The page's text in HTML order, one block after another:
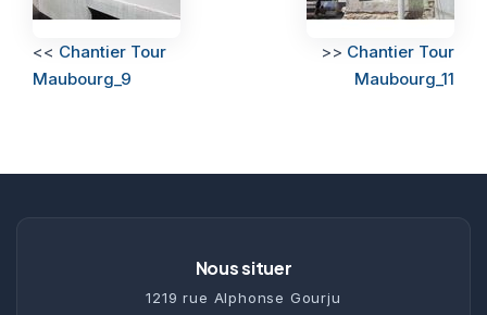
<< Chantier Tour
Maubourg_9
>> Chantier Tour
Maubourg_11
Nous situer
1219 rue Alphonse Gourju